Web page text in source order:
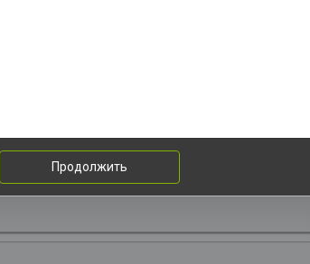
Материнская плата ASUS PRIME B550M-A AM4
Продолжить